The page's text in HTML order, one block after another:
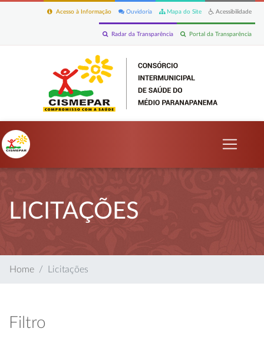
Acessibilidade
Mapa do Site
Ouvidoria
Acesso à Informação
Portal da Transparência
Radar da Transparência
LICITAÇÕES
Home Licitações
Filtro